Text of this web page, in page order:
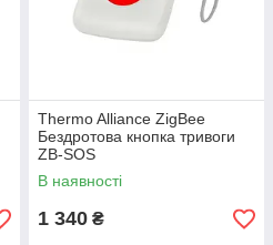
Thermo Alliance ZigBee
Бездротова кнопка тривоги
ZB-SOS
В наявності
1 340 ₴